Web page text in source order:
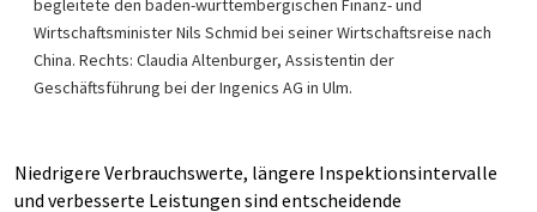
begleitete den baden-württembergischen Finanz- und
Wirtschaftsminister Nils Schmid bei seiner Wirtschaftsreise nach
China. Rechts: Claudia Altenburger, Assistentin der
Geschäftsführung bei der Ingenics AG in Ulm.
Niedrigere Verbrauchswerte, längere Inspektionsintervalle
und verbesserte Leistungen sind entscheidende